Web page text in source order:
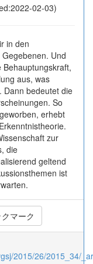
02-03)
in den
Und
aus, was
Dann bedeutet die
So
erhebt
zur
die
geltend
ist
マーク
2015/26/2015_34/